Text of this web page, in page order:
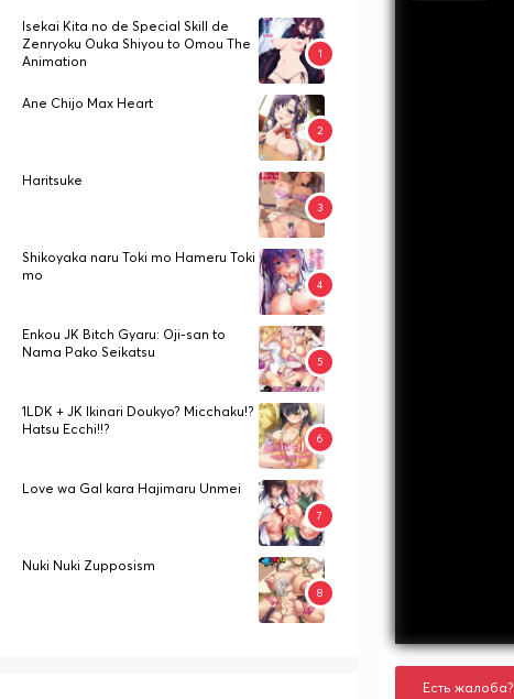
Есть жалоба?
Isekai Kita no de Special Skill de
Zenryoku Ouka Shiyou to Omou The
Animation
Ane Chijo Max Heart
Haritsuke
Shikoyaka naru Toki mo Hameru Toki
mo
Enkou JK Bitch Gyaru: Oji-san to
Nama Pako Seikatsu
1LDK + JK Ikinari Doukyo? Micchaku!?
Hatsu Ecchi!!?
Love wa Gal kara Hajimaru Unmei
Nuki Nuki Zupposism